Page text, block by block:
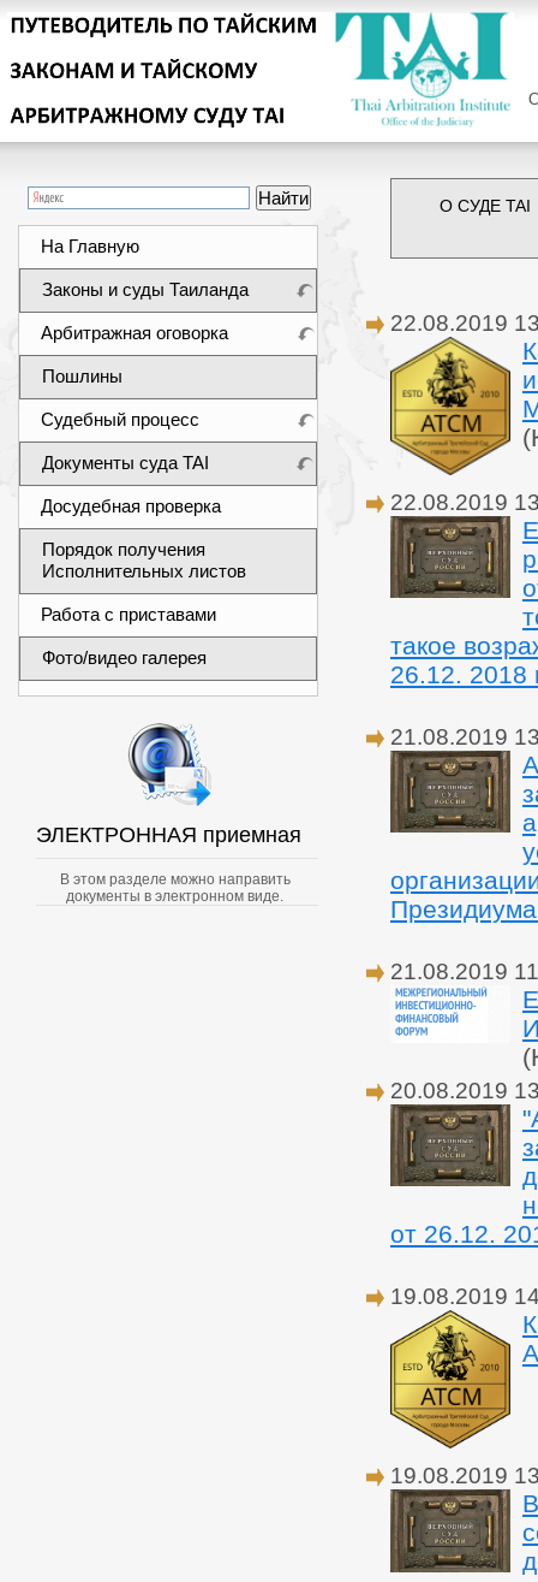
На Главную
Законы и суды Таиланда
Арбитражная оговорка
Пошлины
Судебный процесс
Документы суда TAI
Досудебная проверка
Порядок получения
Исполнительных листов
Работа с приставами
Фото/видео галерея
ЭЛЕКТРОННАЯ приемная
В этом разделе можно направить
документы в электронном виде.
О СУДЕ TAI
22.08.2019
22.08.2019
такое
26.12. 2018
21.08.2019
21.08.2019
20.08.2019
от 26.12.
19.08.2019
19.08.2019